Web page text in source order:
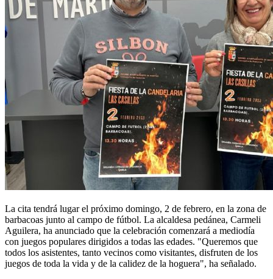
La cita tendrá lugar el próximo domingo, 2 de febrero, en la zona de
barbacoas junto al campo de fútbol. La alcaldesa pedánea, Carmeli
Aguilera, ha anunciado que la celebración comenzará a mediodía
con juegos populares dirigidos a todas las edades. "Queremos que
todos los asistentes, tanto vecinos como visitantes, disfruten de los
juegos de toda la vida y de la calidez de la hoguera", ha señalado.